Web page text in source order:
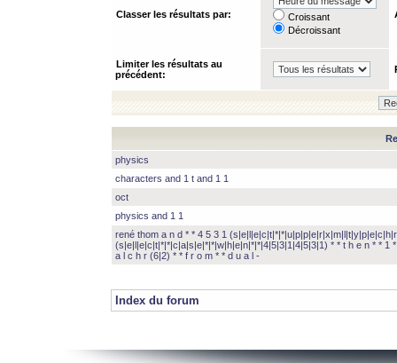
Classer les résultats par:
Croissant
Décroissant
Limiter les résultats au
précédent:
physics
characters and 1 t and 1 1
oct
physics and 1 1
rené thom a n d * * 4 5 3 1
(s|e|l|e|c|t|*|*|c|a|s|e|*|*|w|h|e|n|*|*|4|5|3|1|4|5|3|1) * * t h e n * * 1
a l c h r (6|2) * * f r o m * * d u a l -
Index du forum